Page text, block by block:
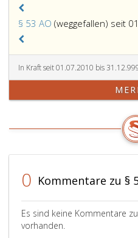
§ 53 AO (weggefallen) seit
In Kraft seit 01.07.2010 bis
0 Kommentare zu §
Es sind keine Kommentare
vorhanden.